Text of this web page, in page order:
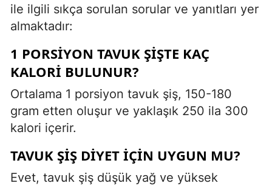
ile ilgili sıkça sorulan sorular ve yanıtları yer
almaktadır:
1 PORSIYON TAVUK ŞIŞTE KAÇ
KALORI BULUNUR?
Ortalama 1 porsiyon tavuk şiş, 150-180
gram etten oluşur ve yaklaşık 250 ila 300
kalori içerir.
TAVUK ŞIŞ DIYET İÇIN UYGUN MU?
Evet, tavuk şiş düşük yağ ve yüksek